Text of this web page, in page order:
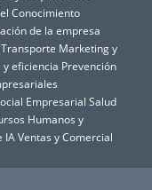
Conocimiento
de la empresa
Marketing y
eficiencia Prevención
Empresarial Salud
Humanos y
IA Ventas y Comercial